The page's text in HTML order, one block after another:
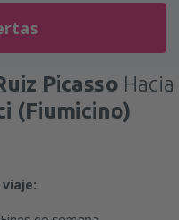
Picasso Hacia
(Fiumicino)